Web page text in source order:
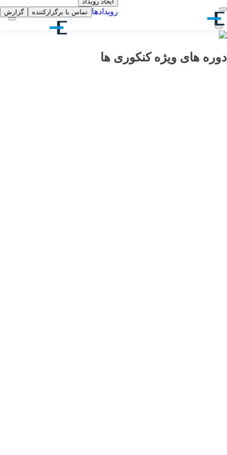
رویدادها تماس با برگزارکننده گزارش
دوره های ویژه کنکوری ها